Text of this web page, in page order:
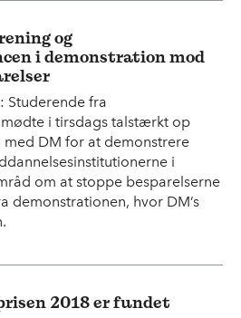
og
i demonstration mod
Studerende fra
i tirsdags talstærkt op
DM for at demonstrere
i
om at stoppe besparelserne
demonstrationen, hvor DM’s
2018 er fundet